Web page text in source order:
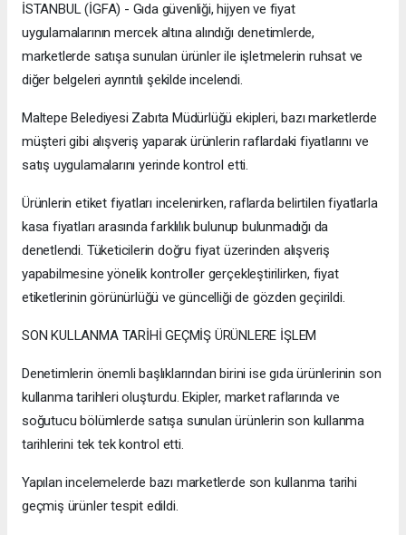
İSTANBUL (İGFA) - Gıda güvenliği, hijyen ve fiyat
uygulamalarının mercek altına alındığı denetimlerde,
marketlerde satışa sunulan ürünler ile işletmelerin ruhsat ve
diğer belgeleri ayrıntılı şekilde incelendi.
Maltepe Belediyesi Zabıta Müdürlüğü ekipleri, bazı marketlerde
müşteri gibi alışveriş yaparak ürünlerin raflardaki fiyatlarını ve
satış uygulamalarını yerinde kontrol etti.
Ürünlerin etiket fiyatları incelenirken, raflarda belirtilen fiyatlarla
kasa fiyatları arasında farklılık bulunup bulunmadığı da
denetlendi. Tüketicilerin doğru fiyat üzerinden alışveriş
yapabilmesine yönelik kontroller gerçekleştirilirken, fiyat
etiketlerinin görünürlüğü ve güncelliği de gözden geçirildi.
SON KULLANMA TARİHİ GEÇMİŞ ÜRÜNLERE İŞLEM
Denetimlerin önemli başlıklarından birini ise gıda ürünlerinin son
kullanma tarihleri oluşturdu. Ekipler, market raflarında ve
soğutucu bölümlerde satışa sunulan ürünlerin son kullanma
tarihlerini tek tek kontrol etti.
Yapılan incelemelerde bazı marketlerde son kullanma tarihi
geçmiş ürünler tespit edildi.